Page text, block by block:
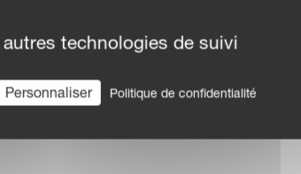
et homogène, émiettant
et une préparation optimale
technologies de suivi
Personnaliser Politique de confidentialité